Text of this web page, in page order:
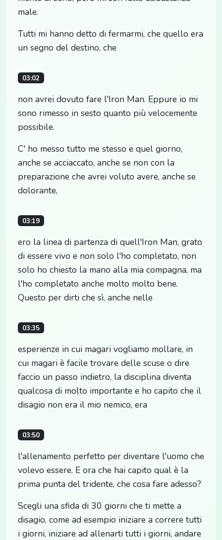
male.
Tutti mi hanno detto di fermarmi, che quello era
un segno del destino, che
03:02
non avrei dovuto fare l'Iron Man. Eppure io mi
sono rimesso in sesto quanto più velocemente
possibile.
C' ho messo tutto me stesso e quel giorno,
anche se acciaccato, anche se non con la
preparazione che avrei voluto avere, anche se
dolorante,
03:19
ero la linea di partenza di quell'Iron Man, grato
di essere vivo e non solo l'ho completato, non
solo ho chiesto la mano alla mia compagna, ma
l'ho completato anche molto molto bene.
Questo per dirti che sì, anche nelle
03:35
esperienze in cui magari vogliamo mollare, in
cui magari è facile trovare delle scuse o dire
faccio un passo indietro, la disciplina diventa
qualcosa di molto importante e ho capito che il
disagio non era il mio nemico, era
03:50
l'allenamento perfetto per diventare l'uomo che
volevo essere. E ora che hai capito qual è la
prima punta del tridente, che cosa fare adesso?
Scegli una sfida di 30 giorni che ti mette a
disagio, come ad esempio iniziare a correre tutti
i giorni, iniziare ad allenarti tutti i giorni, andare